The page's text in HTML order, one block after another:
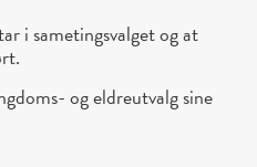
i sametingsvalget og at
og eldreutvalg sine